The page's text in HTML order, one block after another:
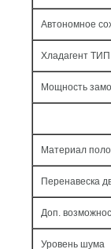
Автономное
Хладагент
Мощность
Материал
Перенавеска
Доп.
Уровень шума